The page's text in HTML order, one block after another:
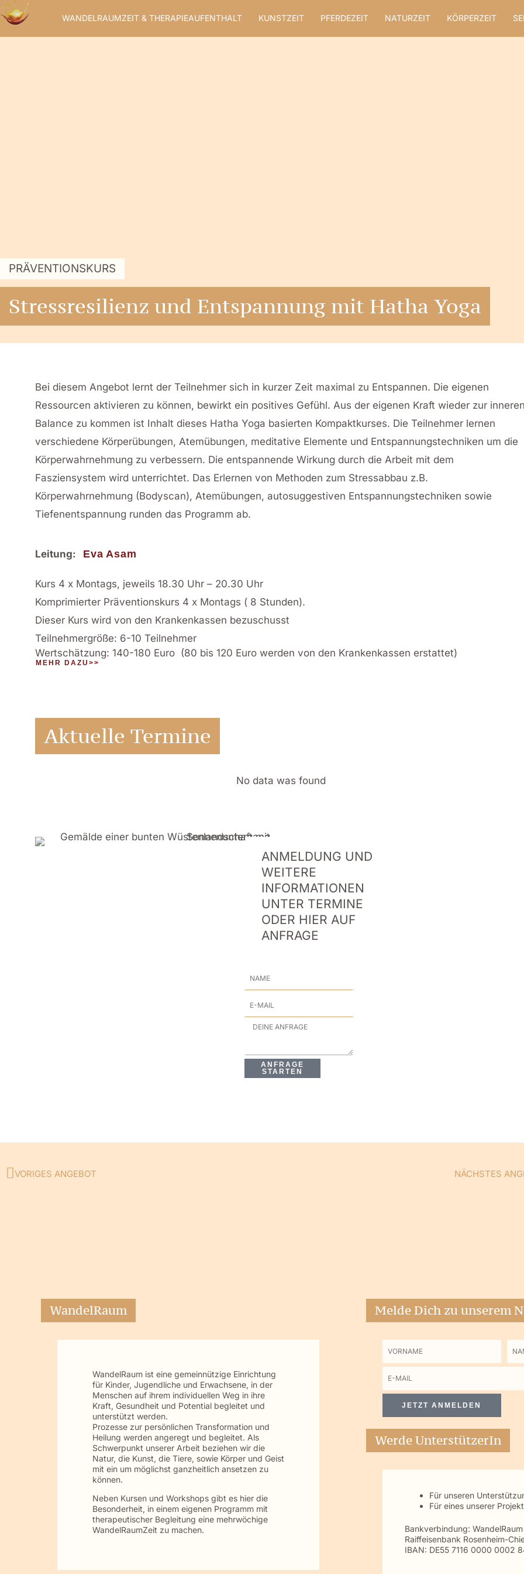
Zum
Inhalt
WANDELRAUMZEIT & THERAPIEAUFENTHALT KUNSTZEIT PFERDEZEIT NATURZEIT KÖRPERZEIT
PRÄVENTIONSKURS
Stressresilienz und Entspannung mit Hatha Yoga
Bei diesem Angebot lernt der Teilnehmer sich in kurzer Zeit maximal zu Entspannen. Die eigenen
Ressourcen aktivieren zu können, bewirkt ein positives Gefühl. Aus der eigenen Kraft wieder zur inneren
Balance zu kommen ist Inhalt dieses Hatha Yoga basierten Kompaktkurses. Die Teilnehmer lernen
verschiedene Körperübungen, Atemübungen, meditative Elemente und Entspannungstechniken um die
Körperwahrnehmung zu verbessern. Die entspannende Wirkung durch die Arbeit mit dem
Fasziensystem wird unterrichtet. Das Erlernen von Methoden zum Stressabbau z.B.
Körperwahrnehmung (Bodyscan), Atemübungen, autosuggestiven Entspannungstechniken sowie
Tiefenentspannung runden das Programm ab.
Leitung: Eva Asam
Kurs 4 x Montags, jeweils 18.30 Uhr – 20.30 Uhr
Komprimierter Präventionskurs 4 x Montags ( 8 Stunden).
Dieser Kurs wird von den Krankenkassen bezuschusst
Teilnehmergröße: 6-10 Teilnehmer
Wertschätzung: 140-180 Euro (80 bis 120 Euro werden von den Krankenkassen erstattet)
MEHR DAZU>>
Aktuelle Termine
No data was found
ANMELDUNG UND
WEITERE
INFORMATIONEN
UNTER TERMINE
ODER HIER AUF
ANFRAGE
Name
E-
Mail
Anfrage
ANFRAGE
STARTEN
Zurück
VORIGES ANGEBOT NÄCHSTES
WandelRaum
WandelRaum ist eine gemeinnützige Einrichtung
für Kinder, Jugendliche und Erwachsene, in der
Menschen auf ihrem individuellen Weg in ihre
Kraft, Gesundheit und Potential begleitet und
unterstützt werden.
Prozesse zur persönlichen Transformation und
Heilung werden angeregt und begleitet. Als
Schwerpunkt unserer Arbeit beziehen wir die
Natur, die Kunst, die Tiere, sowie Körper und Geist
mit ein um möglichst ganzheitlich ansetzen zu
können.
Neben Kursen und Workshops gibt es hier die
Besonderheit, in einem eigenen Programm mit
therapeutischer Begleitung eine mehrwöchige
WandelRaumZeit zu machen.
Melde Dich zu unserem
Vorname
E-
Mail
JETZT ANMELDEN
Werde UnterstützerIn
Für unseren
Für eines unserer
Bankverbindung:
Raiffeisenbank Rosenheim-
IBAN: DE55 7116 0000 0002